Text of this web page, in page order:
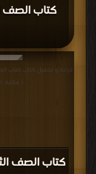
كتاب الصف
كتاب الصف
| مكتبة >